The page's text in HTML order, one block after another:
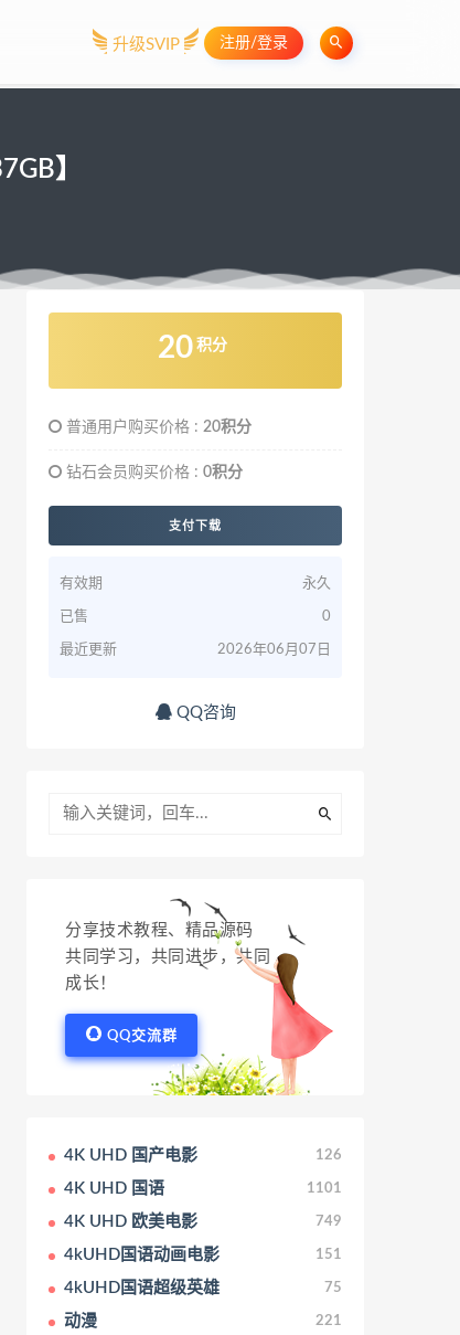
升级SVIP 注册/登录
】
20 积分
普通用户购买价格 : 20积分
钻石会员购买价格 : 0积分
支付下载
有效期 永久
已售 0
最近更新 2026年06月07日
QQ咨询
分享技术教程、精品源码
共同学习，共同进步，共同
成长！
QQ交流群
4K UHD 国产电影 126
4K UHD 国语 1101
4K UHD 欧美电影 749
4kUHD国语动画电影 151
4kUHD国语超级英雄 75
动漫 221